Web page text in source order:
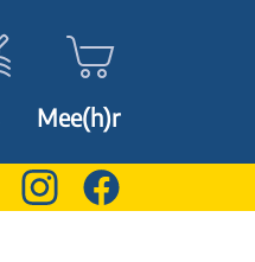
Mee(h)r